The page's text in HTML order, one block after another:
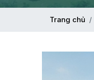
Trang chủ